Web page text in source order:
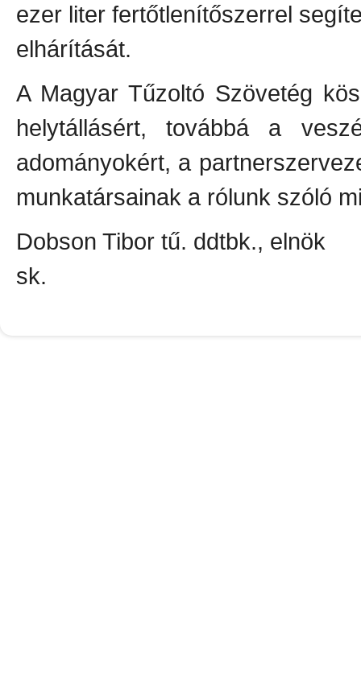
ezer liter fertőtlenítőszerrel
elhárítását.
A Magyar Tűzoltó Szövetég
helytállásért, továbbá a
adományokért, a
munkatársainak a rólunk szóló
Dobson Tibor tű. ddtbk., elnök
sk.